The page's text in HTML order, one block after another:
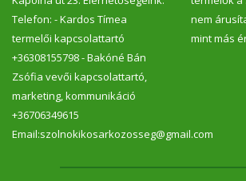
Telefon: - Kardos Tímea
termelői kapcsolattartó
+36308155798 - Bakóné Bán
Zsófia vevői kapcsolattartó,
marketing, kommunikáció
+36706349615
Email:szolnokikosarkozosseg@gmail.com
nem
mint más